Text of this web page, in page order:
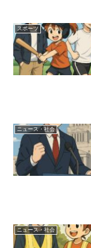
スポーツ
ニュース・社会
ニュース・社会